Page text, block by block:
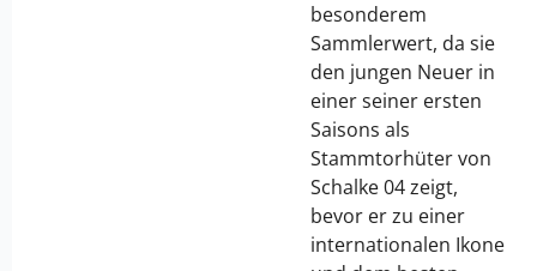
besonderem
Sammlerwert, da sie
den jungen Neuer in
einer seiner ersten
Saisons als
Stammtorhüter von
Schalke 04 zeigt,
bevor er zu einer
internationalen Ikone